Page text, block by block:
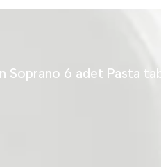
6 adet Pasta